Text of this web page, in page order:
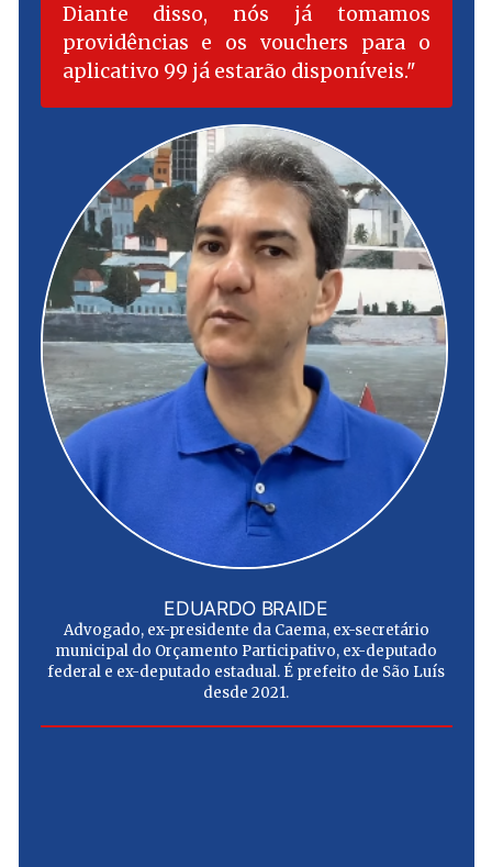
Diante disso, nós já tomamos
providências e os vouchers para o
aplicativo 99 já estarão disponíveis.
EDUARDO BRAIDE
Advogado, ex-presidente da Caema, ex-secretário
municipal do Orçamento Participativo, ex-deputado
federal e ex-deputado estadual. É prefeito de São Luís
desde 2021.